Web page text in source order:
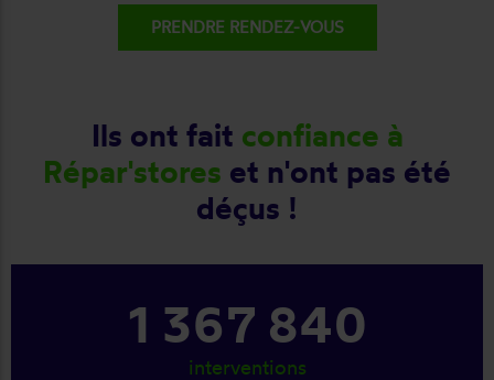
PRENDRE RENDEZ-VOUS
Ils ont fait confiance à
Répar'stores et n'ont pas été
déçus !
1 367 840
interventions